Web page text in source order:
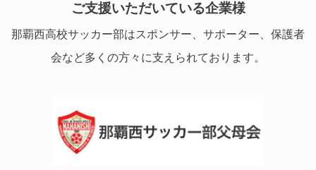
ご支援いただいている企業様
那覇西高校サッカー部はスポンサー、サポーター、保護者
会など多くの方々に支えられております。